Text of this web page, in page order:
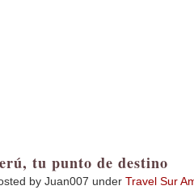
tu punto de destino
by Juan007 under Travel Sur